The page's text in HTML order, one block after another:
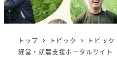
トップ トピック トピック
経営・就農支援ポータルサイト